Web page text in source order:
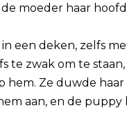
moeder haar
een deken, zelfs
te zwak om te
hem. Ze duwde
aan, en de puppy